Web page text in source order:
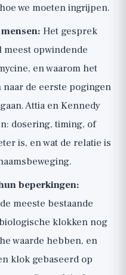
we moeten ingrijpen.
Het gesprek
opwindende
en waarom het
de eerste pogingen
Attia en Kennedy
dosering, timing, of
is, en wat de relatie is
beperkingen:
meeste bestaande
klokken nog
waarde hebben, en
klok gebaseerd op